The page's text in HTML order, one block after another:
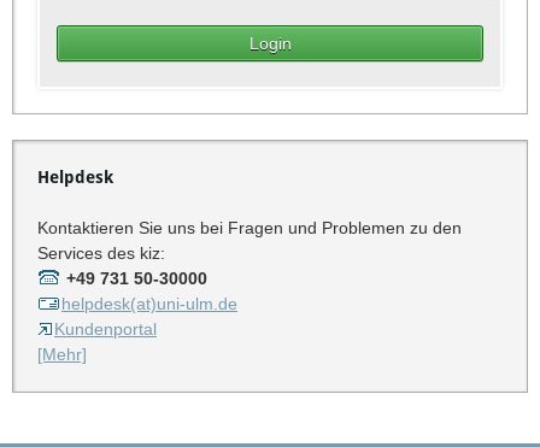
Helpdesk
Kontaktieren Sie uns bei Fragen und Problemen zu den
Services des kiz:
+49 731 50-30000
helpdesk(at)uni-ulm.de
Kundenportal
[Mehr]